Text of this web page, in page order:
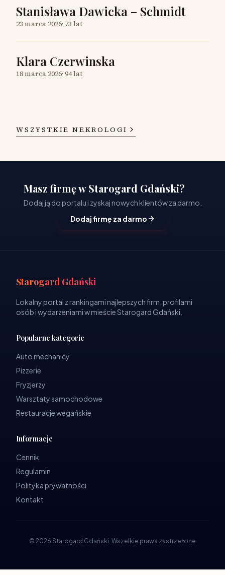
Stanisława Dawicka – Schmidt
23 marca 2026· 73 lat
Klara Czerwinska
18 marca 2026· 94 lat
WSZYSTKIE NEKROLOGI
Masz firmę w Starogard Gdański?
Dodaj ją do portalu i zyskaj nowych klientów za darmo.
Dodaj firmę za darmo
Starogard Gdański
Lokalny portal z rankingami najlepszych firm, profilami
osób i wydarzeniami w mieście Starogard Gdański.
Popularne kategorie
Auto mechanicy
Pizzerie
Fryzjerzy
Warsztaty samochodowe
Restauracje wegańskie
Informacje
Cennik
Regulamin
Polityka prywatności
Kontakt
© 2026 Starogard Gdański. Wszelkie prawa zastrzeżone